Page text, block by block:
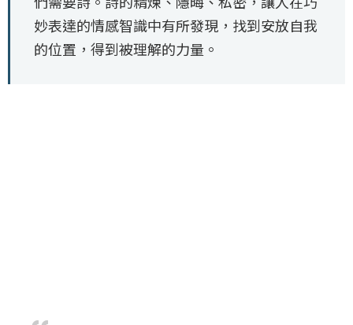
妙表達的情感智識中有所發現，找到安放自我
的位置，得到被理解的力量。